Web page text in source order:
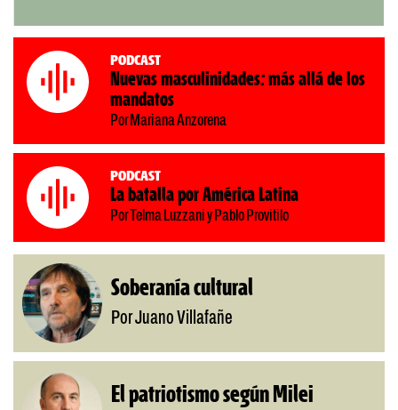
Podcast
Nuevas masculinidades: más allá de los
mandatos
Por Mariana Anzorena
Podcast
La batalla por América Latina
Por Telma Luzzani y Pablo Provitilo
Soberanía cultural
Por Juano Villafañe
El patriotismo según Milei